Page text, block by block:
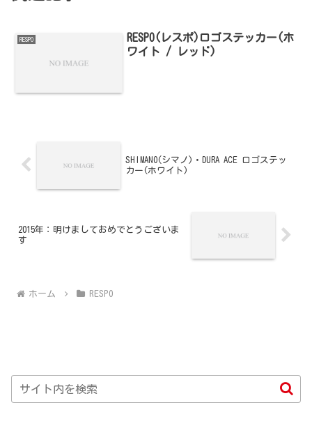
RESPO
RESPO(レスポ)ロゴステッカー(ホ
ワイト / レッド)
SHIMANO(シマノ)・DURA ACE ロゴステッ
カー(ホワイト)
2015年：明けましておめでとうございま
す
ホーム RESPO